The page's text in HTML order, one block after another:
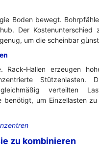
Boden bewegt.
Der
um die scheinbar
Rack-Hallen erzeugen
Stützenlasten.
gleichmäßig verteilten
um Einzellasten
zu kombinieren